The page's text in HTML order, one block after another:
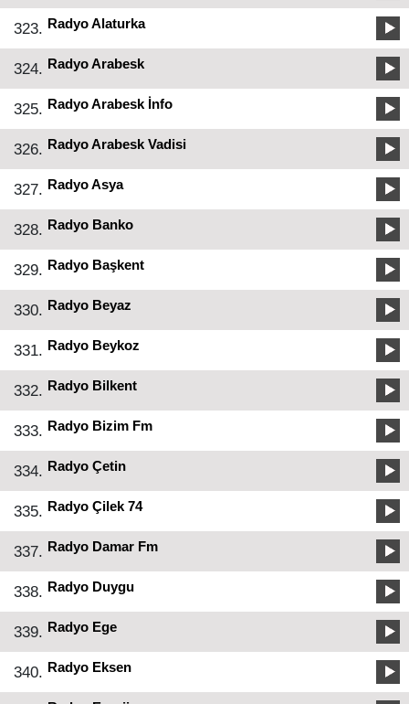
323. Radyo Alaturka
324. Radyo Arabesk
325. Radyo Arabesk İnfo
326. Radyo Arabesk Vadisi
327. Radyo Asya
328. Radyo Banko
329. Radyo Başkent
330. Radyo Beyaz
331. Radyo Beykoz
332. Radyo Bilkent
333. Radyo Bizim Fm
334. Radyo Çetin
335. Radyo Çilek 74
337. Radyo Damar Fm
338. Radyo Duygu
339. Radyo Ege
340. Radyo Eksen